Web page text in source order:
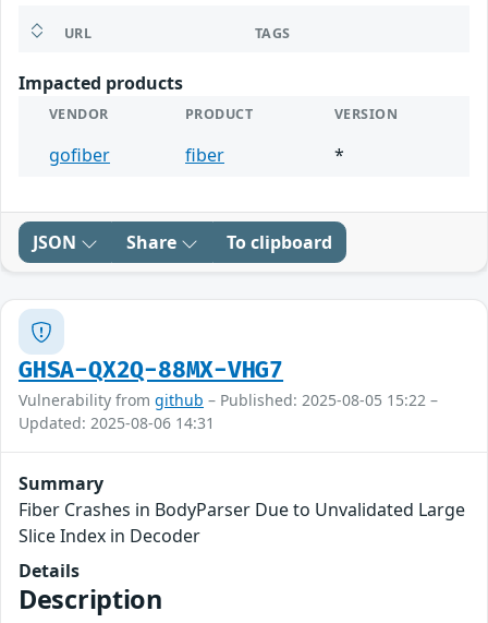
URL TAGS
Impacted products
VENDOR PRODUCT VERSION
gofiber fiber *
JSON Share To clipboard
GHSA-QX2Q-88MX-VHG7
Vulnerability from github – Published: 2025-08-05 15:22 –
Updated: 2025-08-06 14:31
Summary
Fiber Crashes in BodyParser Due to Unvalidated Large
Slice Index in Decoder
Details
Description